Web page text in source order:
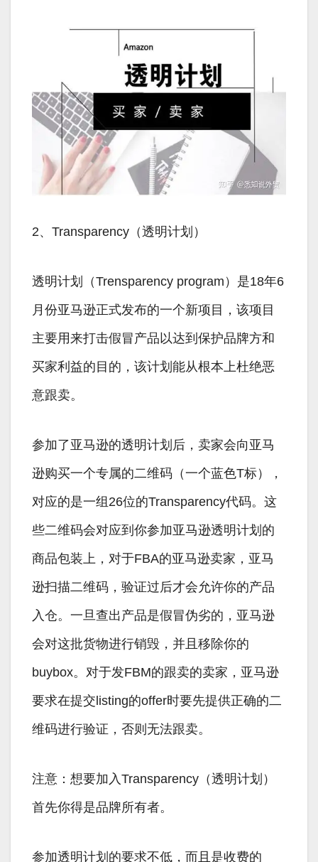
2、Transparency（透明计划）
透明计划（Trensparency program）是18年6
月份亚马逊正式发布的一个新项目，该项目
主要用来打击假冒产品以达到保护品牌方和
买家利益的目的，该计划能从根本上杜绝恶
意跟卖。
参加了亚马逊的透明计划后，卖家会向亚马
逊购买一个专属的二维码（一个蓝色T标），
对应的是一组26位的Transparency代码。这
些二维码会对应到你参加亚马逊透明计划的
商品包装上，对于FBA的亚马逊卖家，亚马
逊扫描二维码，验证过后才会允许你的产品
入仓。一旦查出产品是假冒伪劣的，亚马逊
会对这批货物进行销毁，并且移除你的
buybox。对于发FBM的跟卖的卖家，亚马逊
要求在提交listing的offer时要先提供正确的二
维码进行验证，否则无法跟卖。
注意：想要加入Transparency（透明计划）
首先你得是品牌所有者。
参加透明计划的要求不低，而且是收费的